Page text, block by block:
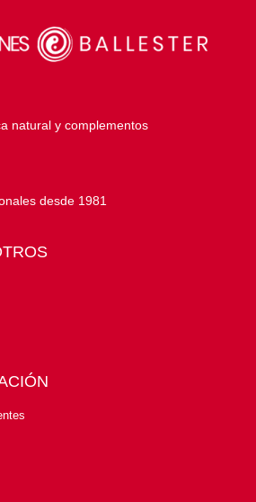
natural y complementos
desde 1981